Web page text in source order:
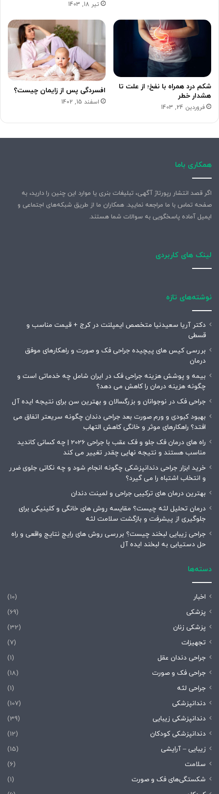
تیر 18, 1403
شکم درد همراه با نفخ؛ از علت تا
هشدار خطر
فروردین 24, 1403
افسردگی پس از زایمان چیست؟
اسفند 15, 1402
همکاری باما
اگر قصد انتشار رپورتاژ آگهی، تبلیغات بنری یا موارد این چنین را دارید، به
صفحه تماس با ما مراجعه نمایید. همکاران ما از طریق شبکه‌های اجتماعی و
ایمیل آماده پاسخگویی به سوالات شما هستند.
لینک های کاربردی
نوشته‌های تازه
دکتر آریا سعیدنیا متخصص ایمپلنت در کرج + قیمت مناسب و
قسطی
بررسی کیس های پیچیده جراحی فک و صورت و راهکارهای موفق
درمان
بیمه و پوشش هزینه جراحی فک در ایران شامل چه خدماتی است و
چگونه هزینه درمان را کاهش می دهد؟
جراحی فک در نوجوانان و بزرگسالان و بهترین سن برای نتیجه ایده آل
بهبود کبودی و ورم صورت بعد جراحی دندان چگونه سریعتر اتفاق می
افتد؟ راهکارهای موثر و خانگی کاهش التهاب
راه های درمان فک جلو و فک عقب با جراحی 2026 | چه کسانی کاندید
مناسب هستند و نتیجه نهایی چقدر تغییر می کند
خرید ابزار جراحی دندانپزشکی چگونه انجام شود و چه نکاتی جلوی ضرر
و انتخاب اشتباه را می گیرد؟
بهترین درمان های ترکیبی جراحی و لمینت دندان
درمان تحلیل لثه چیست؟ مقایسه روش های خانگی و کلینیکی برای
جلوگیری از پیشرفت و بازگشت سلامت لثه
جراحی زیبایی لبخند چیست؟ بررسی روش های رایج نتایج واقعی و راه
حل دستیابی به لبخند ایده آل
دسته‌ها
اخبار
(10)
پزشکی
(69)
پزشکی زنان
(32)
تجهیزات
(7)
جراحی دندان عقل
(1)
جراحی فک و صورت
(18)
جراحی لثه
(1)
دندانپزشکی
(107)
دندانپزشکی زیبایی
(39)
دندانپزشکی کودکان
(12)
زیبایی – آرایشی
(15)
سلامت
(6)
شکستگی‌های فک و صورت
(1)